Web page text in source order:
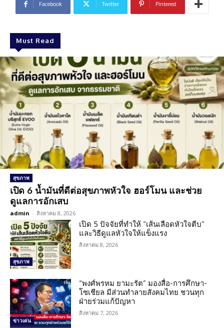
Facebook Twitter Pinterest
Must Read
สุขภาพ
เปิด 6 น้ำมันที่ดีต่อสุขภาพหัวใจ ฮอร์โมน และช่วย
ดูแลการอักเสบ
admin - สิงหาคม 8, 2026
สุขภาพ
เปิด 5 ปัจจัยที่ทำให้ “เส้นเลือดหัวใจตีบ”
และวิธีดูแลหัวใจให้แข็งแรง
สิงหาคม 8, 2026
ข่าวเด่น
“พงศ์พรหม ยามะรัต” มองสื่อ-การศึกษา-
โซเชียล มีส่วนทำลายสังคมไทย ชวนทุก
ฝ่ายร่วมแก้ปัญหา
สิงหาคม 7, 2026